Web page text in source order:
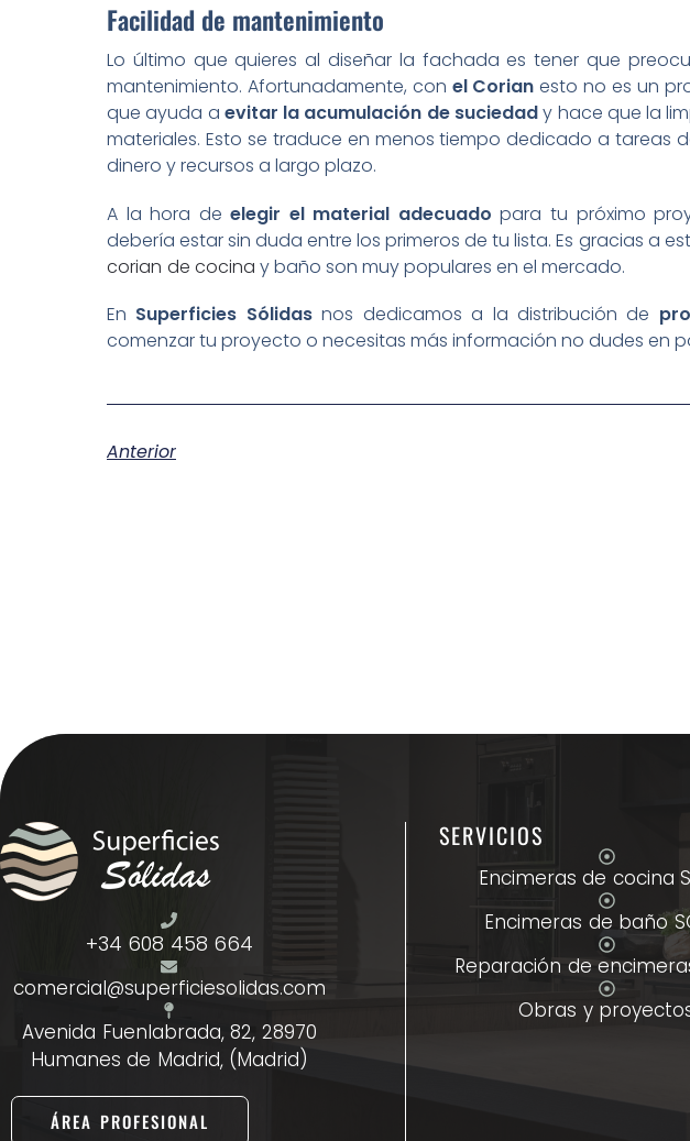
Facilidad de mantenimiento
Lo último que quieres al diseñar la fachada es tener que
mantenimiento. Afortunadamente, con el Corian esto no es un
que ayuda a evitar la acumulación de suciedady hace que la
materiales. Esto se traduce en menos tiempo dedicado a tareas
dinero y recursos a largo plazo.
A la hora de elegir el material adecuado para tu próximo
debería estar sin duda entre los primeros de tu lista. Es gracias a
corian de cocina y baño son muy populares en el mercado.
En Superficies Sólidasnos dedicamos a la distribución de
comenzar tu proyecto o necesitas más información no dudes en
Anterior
+34 608 458 664
comercial@superficiesolidas.com
Avenida Fuenlabrada, 82, 28970
Humanes de Madrid, (Madrid)
ÁREA PROFESIONAL
SERVICIOS
Encimeras de cocina
Encimeras de baño
Reparación de
Obras y